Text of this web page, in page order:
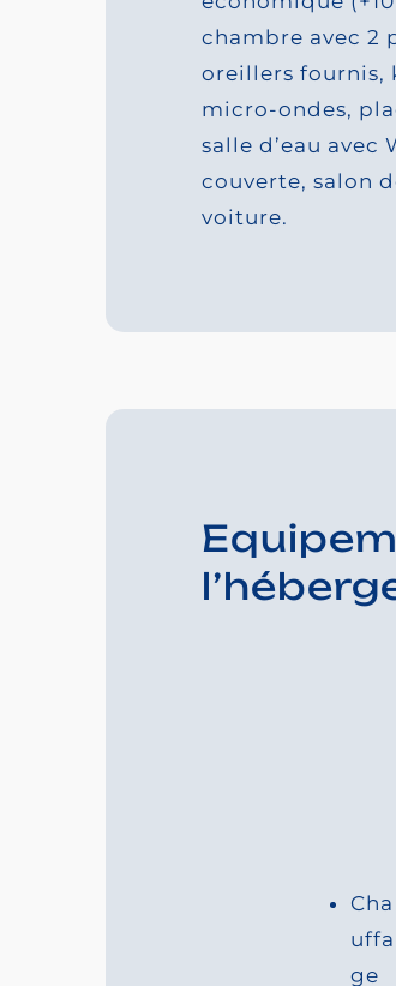
économique
chambre avec
oreillers
micro-ondes,
salle d’eau
couverte, salon